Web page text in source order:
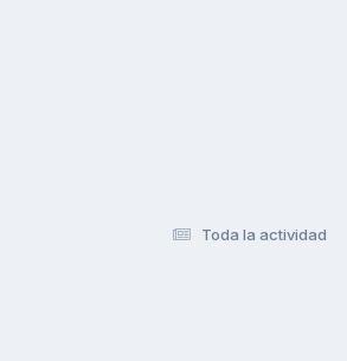
Toda la actividad